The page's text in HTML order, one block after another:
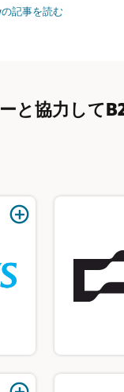
記事を読む
と協力して